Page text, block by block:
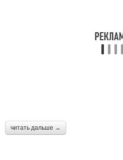
читать дальше →